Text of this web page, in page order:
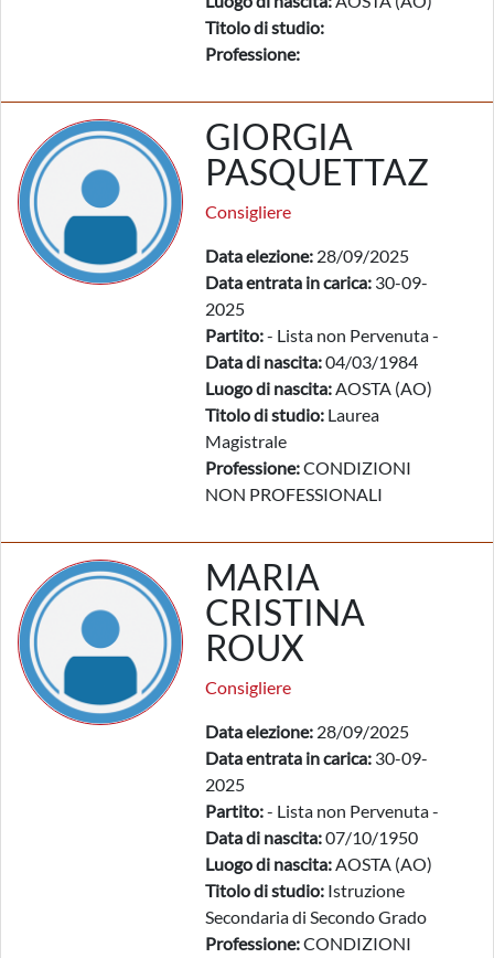
Titolo di studio:
Professione:
GIORGIA
PASQUETTAZ
Consigliere
Data elezione: 28/09/2025
Data entrata in carica: 30-09-
2025
Partito:- Lista non Pervenuta -
Data di nascita:04/03/1984
Luogo di nascita:AOSTA (AO)
Titolo di studio: Laurea
Magistrale
Professione:CONDIZIONI
NON PROFESSIONALI
MARIA
CRISTINA
ROUX
Consigliere
Data elezione: 28/09/2025
Data entrata in carica: 30-09-
2025
Partito:- Lista non Pervenuta -
Data di nascita:07/10/1950
Luogo di nascita:AOSTA (AO)
Titolo di studio: Istruzione
Secondaria di Secondo Grado
Professione:CONDIZIONI